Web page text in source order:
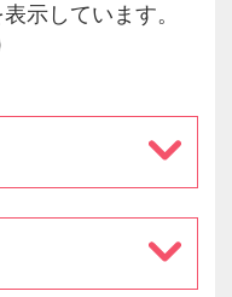
示しています。